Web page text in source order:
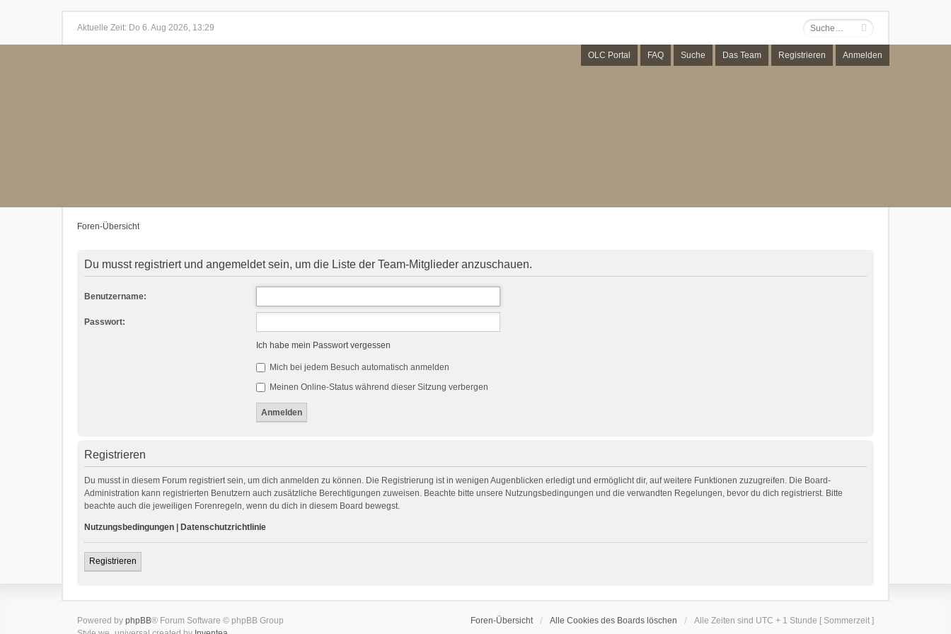
Aktuelle Zeit: Do 6. Aug 2026, 13:29
OLC Portal FAQ Suche Das Team Registrieren Anmelden
Foren-Übersicht
Du musst registriert und angemeldet sein, um die Liste der Team-Mitglieder anzuschauen.
Benutzername:
Passwort:
Ich habe mein Passwort vergessen
Mich bei jedem Besuch automatisch anmelden
Meinen Online-Status während dieser Sitzung verbergen
Registrieren
Du musst in diesem Forum registriert sein, um dich anmelden zu können. Die Registrierung ist in wenigen Augenblicken erledigt und ermöglicht dir, auf weitere Funktionen zuzugreifen. Die Board-
Administration kann registrierten Benutzern auch zusätzliche Berechtigungen zuweisen. Beachte bitte unsere Nutzungsbedingungen und die verwandten Regelungen, bevor du dich registrierst. Bitte
beachte auch die jeweiligen Forenregeln, wenn du dich in diesem Board bewegst.
Nutzungsbedingungen Datenschutzrichtlinie
Registrieren
Foren-Übersicht Alle Cookies des Boards löschen Alle Zeiten sind UTC + 1 Stunde [ Sommerzeit ]
Powered by phpBB® Forum Software © phpBB Group